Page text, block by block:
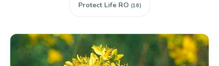
Protect Life RO (16)